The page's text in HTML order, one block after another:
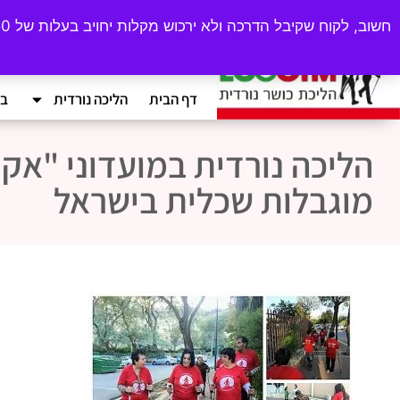
054-4789922
♦
ecogym10@gmail.com
דף הבית הליכה נורדית
הליכה נורדית במועדוני
מוגבלות שכלית בישראל